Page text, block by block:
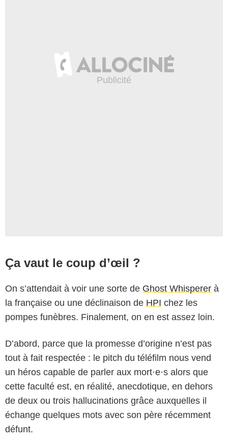
Ça vaut le coup d’œil ?
On s’attendait à voir une sorte de Ghost Whisperer à
la française ou une déclinaison de HPI chez les
pompes funèbres. Finalement, on en est assez loin.
D’abord, parce que la promesse d’origine n’est pas
tout à fait respectée : le pitch du téléfilm nous vend
un héros capable de parler aux mort·e·s alors que
cette faculté est, en réalité, anecdotique, en dehors
de deux ou trois hallucinations grâce auxquelles il
échange quelques mots avec son père récemment
défunt.